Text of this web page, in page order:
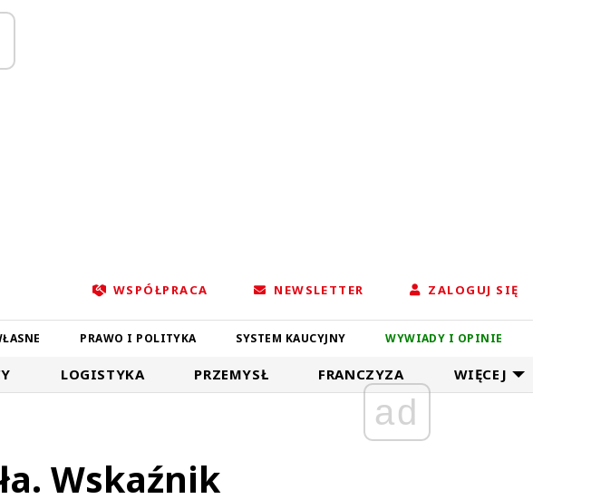
WSPÓŁPRACA NEWSLETTER ZALOGUJ SIĘ
PRAWO I POLITYKA SYSTEM KAUCYJNY WYWIADY I OPINIE
LOGISTYKA PRZEMYSŁ FRANCZYZA WIĘCEJ
Wskaźnik
ad